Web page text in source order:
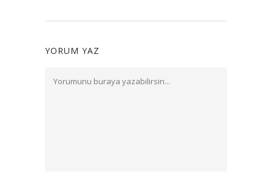
YORUM YAZ